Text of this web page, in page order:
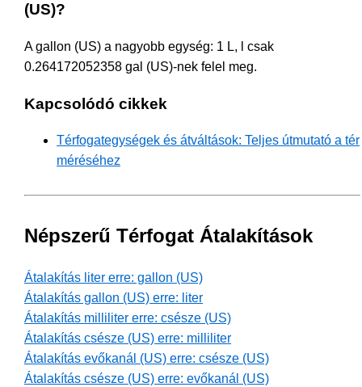
(US)?
A gallon (US) a nagyobb egység: 1 L, l csak
0.264172052358 gal (US)-nek felel meg.
Kapcsolódó cikkek
Térfogategységek és átváltások: Teljes útmutató a tér
méréséhez
Népszerű Térfogat Átalakítások
Átalakítás liter erre: gallon (US)
Átalakítás gallon (US) erre: liter
Átalakítás milliliter erre: csésze (US)
Átalakítás csésze (US) erre: milliliter
Átalakítás evőkanál (US) erre: csésze (US)
Átalakítás csésze (US) erre: evőkanál (US)